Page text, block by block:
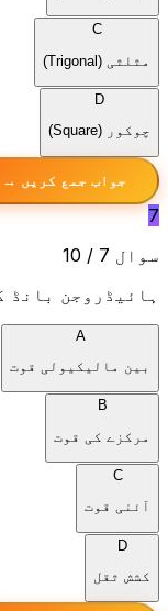
C
مثلثی (Trigonal)
D
چوکور (Square)
جواب جمع کریں →
7
سوال 7 / 10
ہائیڈروجن بانڈ
A
بین مالیکیولی قوت
B
مرکزے کی قوت
C
آئنی قوت
D
کشش ثقل